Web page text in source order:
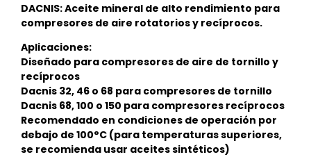
DACNIS: Aceite mineral de alto rendimiento para
compresores de aire rotatorios y recíprocos.
Aplicaciones:
Diseñado para compresores de aire de tornillo y
recíprocos
Dacnis 32, 46 o 68 para compresores de tornillo
Dacnis 68, 100 o 150 para compresores recíprocos
Recomendado en condiciones de operación por
debajo de 100°C (para temperaturas superiores,
se recomienda usar aceites sintéticos)